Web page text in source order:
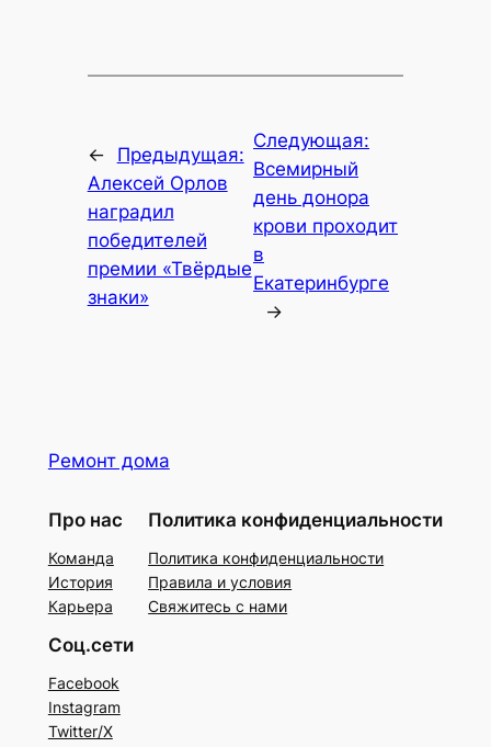
←
Предыдущая:
Алексей Орлов
наградил
победителей
премии «Твёрдые
знаки»
Следующая:
Всемирный
день донора
крови проходит
в
Екатеринбурге
→
Ремонт дома
Про нас
Команда
История
Карьера
Политика конфиденциальности
Политика конфиденциальности
Правила и условия
Свяжитесь с нами
Соц.сети
Facebook
Instagram
Twitter/X